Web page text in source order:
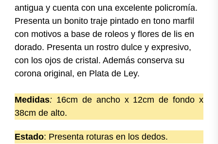
antigua y cuenta con una excelente policromía.
Presenta un bonito traje pintado en tono marfil
con motivos a base de roleos y flores de lis en
dorado. Presenta un rostro dulce y expresivo,
con los ojos de cristal. Además conserva su
corona original, en Plata de Ley.
Medidas: 16cm de ancho x 12cm de fondo x
38cm de alto.
Estado: Presenta roturas en los dedos.